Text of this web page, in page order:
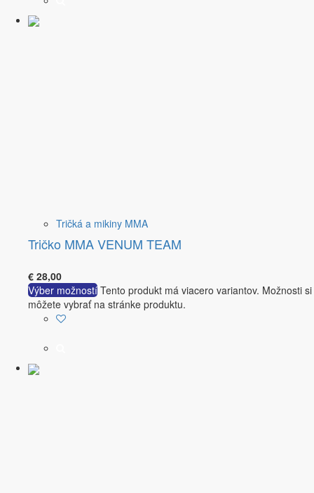
Tričká a mikiny MMA
Tričko MMA VENUM TEAM
€ 28,00
Výber možností Tento produkt má viacero variantov. Možnosti si
môžete vybrať na stránke produktu.